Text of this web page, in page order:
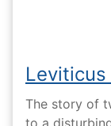
The story of
to a